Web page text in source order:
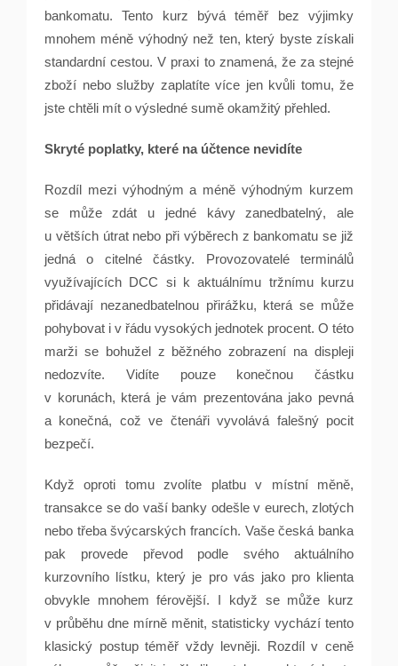
bankomatu. Tento kurz bývá téměř bez výjimky
mnohem méně výhodný než ten, který byste získali
standardní cestou. V praxi to znamená, že za stejné
zboží nebo služby zaplatíte více jen kvůli tomu, že
jste chtěli mít o výsledné sumě okamžitý přehled.
Skryté poplatky, které na účtence nevidíte
Rozdíl mezi výhodným a méně výhodným kurzem
se může zdát u jedné kávy zanedbatelný, ale
u větších útrat nebo při výběrech z bankomatu se již
jedná o citelné částky. Provozovatelé terminálů
využívajících DCC si k aktuálnímu tržnímu kurzu
přidávají nezanedbatelnou přirážku, která se může
pohybovat i v řádu vysokých jednotek procent. O této
marži se bohužel z běžného zobrazení na displeji
nedozvíte. Vidíte pouze konečnou částku
v korunách, která je vám prezentována jako pevná
a konečná, což ve čtenáři vyvolává falešný pocit
bezpečí.
Když oproti tomu zvolíte platbu v místní měně,
transakce se do vaší banky odešle v eurech, zlotých
nebo třeba švýcarských francích. Vaše česká banka
pak provede převod podle svého aktuálního
kurzovního lístku, který je pro vás jako pro klienta
obvykle mnohem férovější. I když se může kurz
v průběhu dne mírně měnit, statisticky vychází tento
klasický postup téměř vždy levněji. Rozdíl v ceně